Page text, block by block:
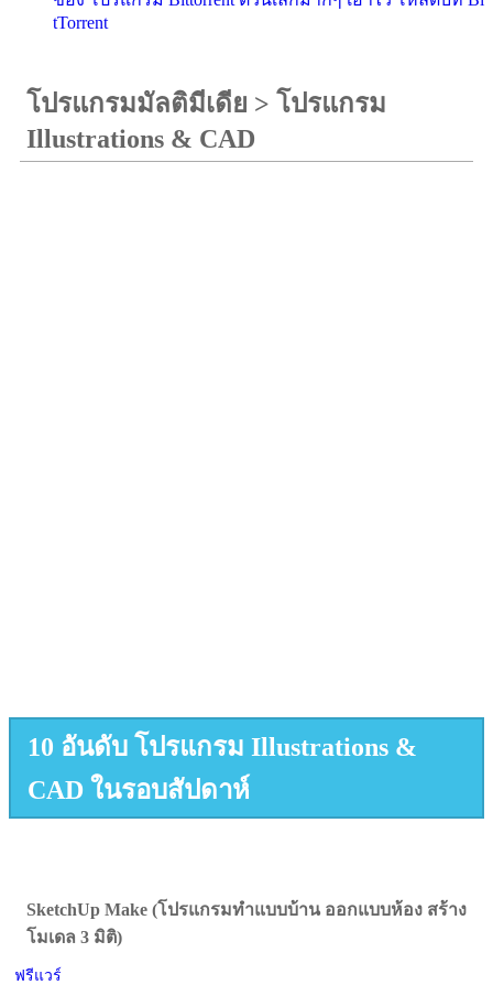
tTorrent
โปรแกรมมัลติมีเดีย > โปรแกรม
Illustrations & CAD
10 อันดับ โปรแกรม Illustrations &
CAD ในรอบสัปดาห์
SketchUp Make (โปรแกรมทำแบบบ้าน ออกแบบห้อง สร้าง
โมเดล 3 มิติ)
ฟรีแวร์